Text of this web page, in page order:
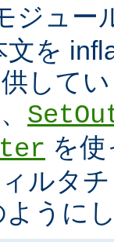
ジュー
を
して
を
ルタ
うに